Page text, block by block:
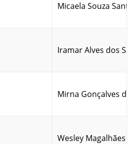
Micaela Souza Santos
Iramar Alves dos
Mirna Gonçalves de
Wesley Magalhães